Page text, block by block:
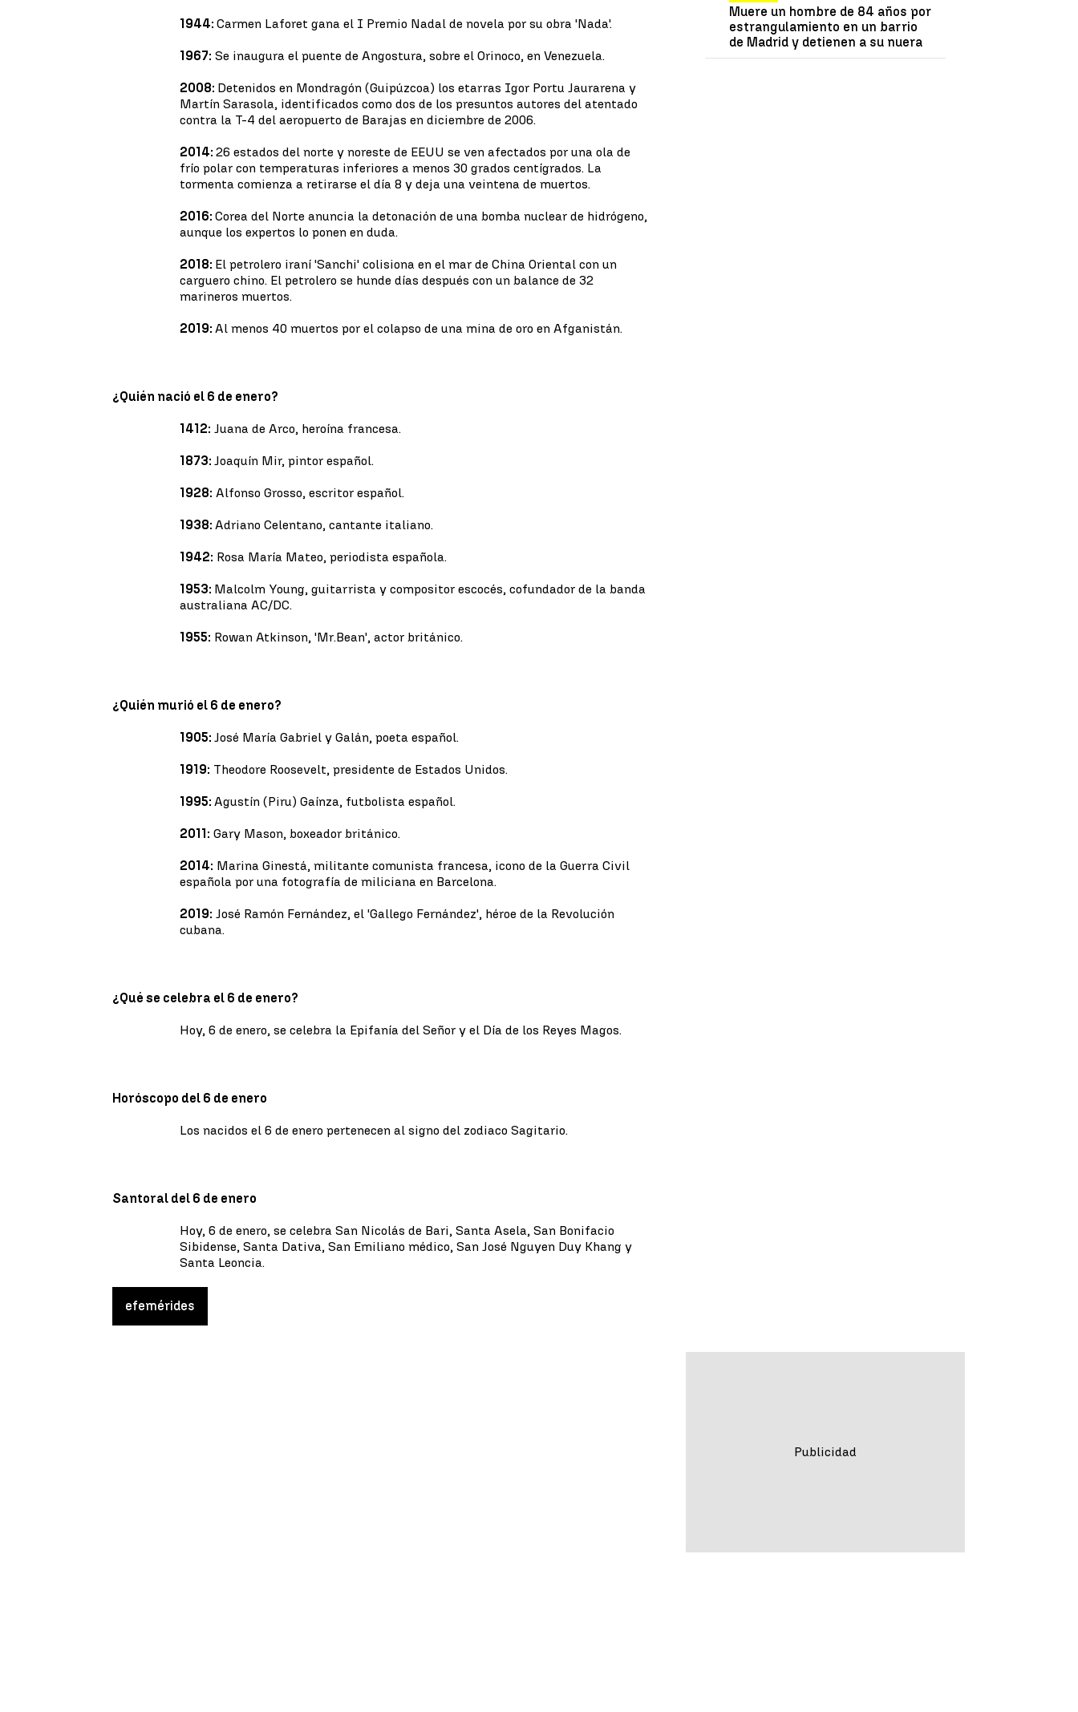
1944:Carmen Laforet gana el I Premio Nadal de novela por su obra 'Nada'.
1967: Se inaugura el puente de Angostura, sobre el Orinoco, en Venezuela.
2008: Detenidos en Mondragón (Guipúzcoa) los etarras Igor Portu Jaurarena y
Martín Sarasola, identificados como dos de los presuntos autores del atentado
contra la T-4 del aeropuerto de Barajas en diciembre de 2006.
2014:26 estados del norte y noreste de EEUU se ven afectados por una ola de
frío polar con temperaturas inferiores a menos 30 grados centígrados. La
tormenta comienza a retirarse el día 8 y deja una veintena de muertos.
2016:Corea del Norte anuncia la detonación de una bomba nuclear de hidrógeno,
aunque los expertos lo ponen en duda.
2018: El petrolero iraní 'Sanchi' colisiona en el mar de China Oriental con un
carguero chino. El petrolero se hunde días después con un balance de 32
marineros muertos.
2019:Al menos 40 muertos por el colapso de una mina de oro en Afganistán.
¿Quién nació el 6 de enero?
1412: Juana de Arco, heroína francesa.
1873:Joaquín Mir, pintor español.
1928: Alfonso Grosso, escritor español.
1938:Adriano Celentano, cantante italiano.
1942: Rosa María Mateo, periodista española.
1953: Malcolm Young, guitarrista y compositor escocés, cofundador de la banda
australiana AC/DC.
1955: Rowan Atkinson, 'Mr.Bean', actor británico.
¿Quién murió el 6 de enero?
1905:José María Gabriel y Galán, poeta español.
1919: Theodore Roosevelt, presidente de Estados Unidos.
1995:Agustín (Piru) Gaínza, futbolista español.
2011: Gary Mason, boxeador británico.
2014: Marina Ginestá, militante comunista francesa, icono de la Guerra Civil
española por una fotografía de miliciana en Barcelona.
2019: José Ramón Fernández, el 'Gallego Fernández', héroe de la Revolución
cubana.
¿Qué se celebra el 6 de enero?
Hoy, 6 de enero, se celebra la Epifanía del Señor y el Día de los Reyes Magos.
Horóscopo del 6 de enero
Los nacidos el 6 de enero pertenecen al signo del zodiaco Sagitario.
Santoral del 6 de enero
Hoy, 6 de enero, se celebra San Nicolás de Bari, Santa Asela, San Bonifacio
Sibidense, Santa Dativa, San Emiliano médico, San José Nguyen Duy Khang y
Santa Leoncia.
efemérides
Muere un hombre de 84 años por
estrangulamiento en un barrio
de Madrid y detienen a su nuera